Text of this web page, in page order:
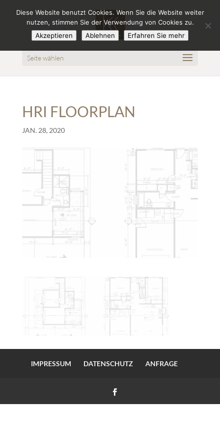
Seite wählen
HRI FLOORPLAN
JAN. 28, 2020
IMPRESSUM DATENSCHUTZ ANFRAGE
Diese Website benutzt Cookies. Wenn Sie die Website weiter
nutzen, stimmen Sie der Verwendung von Cookies zu.
Akzeptieren
Ablehnen Erfahren Sie mehr